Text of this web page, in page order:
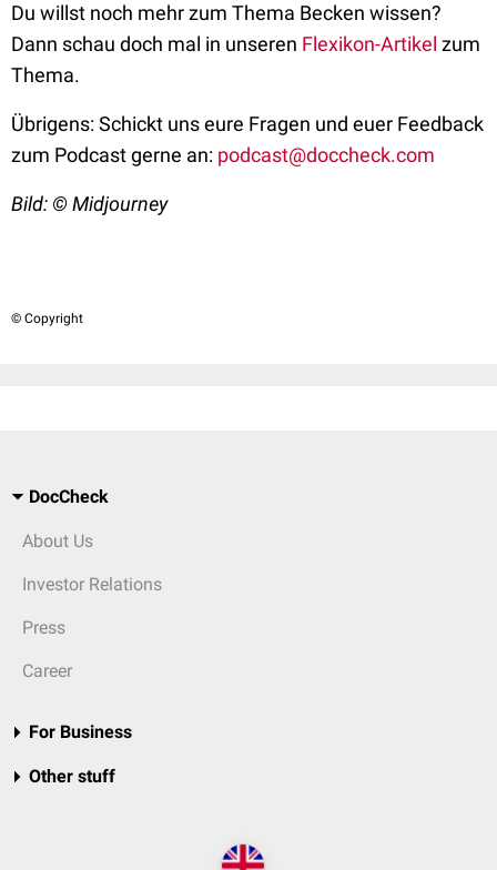
Du willst noch mehr zum Thema Becken wissen?
Dann schau doch mal in unseren Flexikon-Artikel zum
Thema.
Übrigens: Schickt uns eure Fragen und euer Feedback
zum Podcast gerne an: podcast@doccheck.com
Bild: © Midjourney
© Copyright
DocCheck
About Us
Investor Relations
Press
Career
For Business
Other stuff